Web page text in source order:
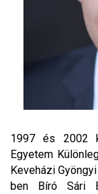
1997 és 2002
Egyetem
Keveházi
ben Bíró Sári